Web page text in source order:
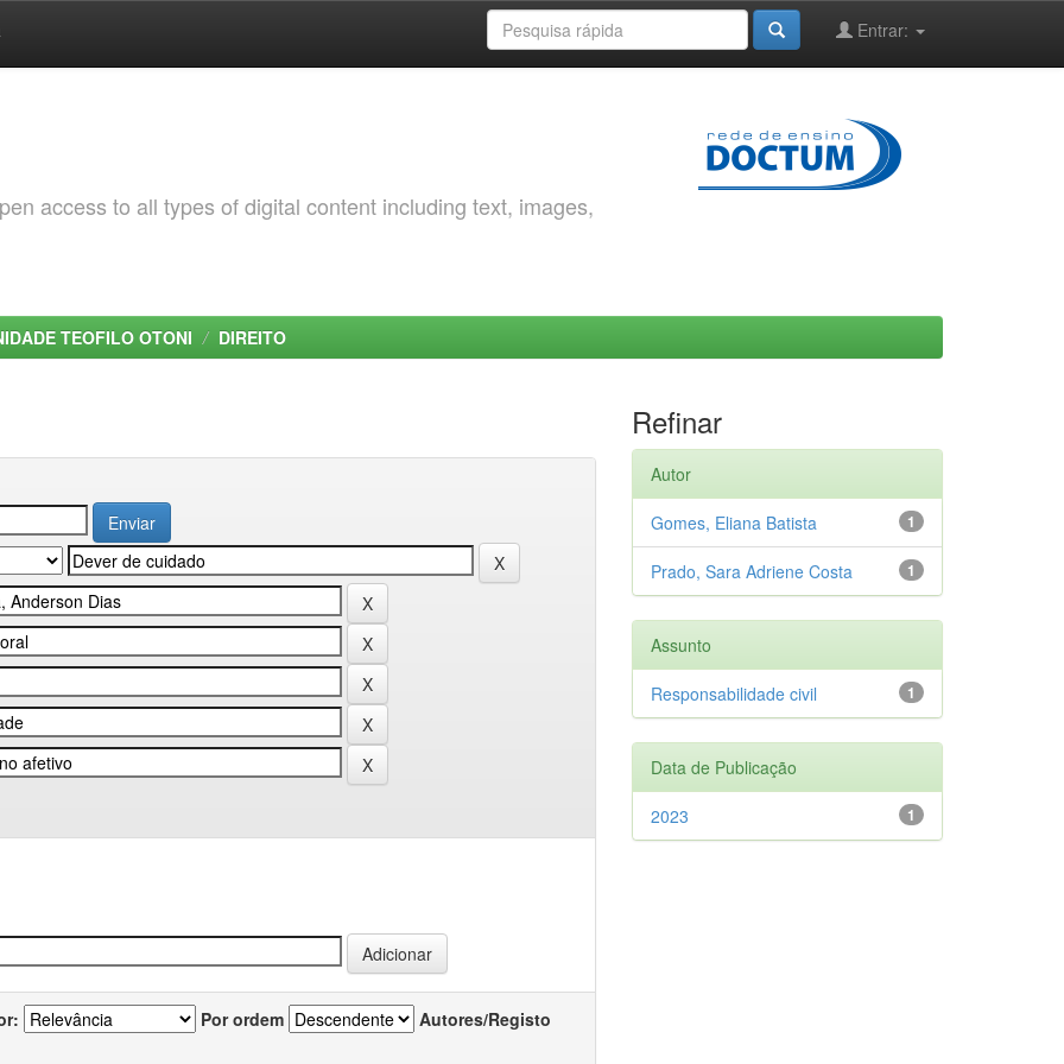
Entrar:
access to all types of digital content including text, images,
TEOFILO OTONI DIREITO
Por ordem Autores/Registo
Refinar
Autor
1
Gomes, Eliana Batista
1
Prado, Sara Adriene Costa
Assunto
1
Responsabilidade civil
Data de Publicação
1
2023